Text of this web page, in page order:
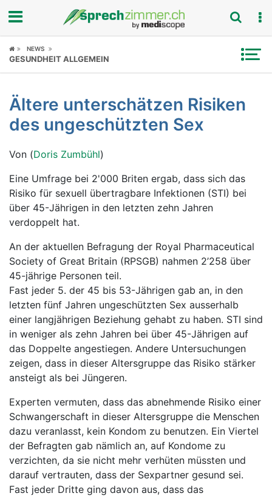
Fokus
Symptome
Untersuchungen
Ratgeber
Rubriken
NEWS
GESUNDHEIT ALLGEMEIN
Ältere unterschätzen Risiken
des ungeschützten Sex
Von (Doris Zumbühl)
Eine Umfrage bei 2'000 Briten ergab, dass sich das
Risiko für sexuell übertragbare Infektionen (STI) bei
über 45-Jährigen in den letzten zehn Jahren
verdoppelt hat.
An der aktuellen Befragung der Royal Pharmaceutical
Society of Great Britain (RPSGB) nahmen 2’258 über
45-jährige Personen teil.
Fast jeder 5. der 45 bis 53-Jährigen gab an, in den
letzten fünf Jahren ungeschützten Sex ausserhalb
einer langjährigen Beziehung gehabt zu haben. STI sind
in weniger als zehn Jahren bei über 45-Jährigen auf
das Doppelte angestiegen. Andere Untersuchungen
zeigen, dass in dieser Altersgruppe das Risiko stärker
ansteigt als bei Jüngeren.
Experten vermuten, dass das abnehmende Risiko einer
Schwangerschaft in dieser Altersgruppe die Menschen
dazu veranlasst, kein Kondom zu benutzen. Ein Viertel
der Befragten gab nämlich an, auf Kondome zu
verzichten, da sie nicht mehr verhüten müssten und
darauf vertrauten, dass der Sexpartner gesund sei.
Fast jeder Dritte ging davon aus, dass das